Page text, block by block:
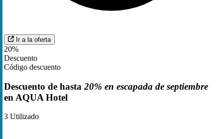
Ir a la oferta
20%
Descuento
Código descuento
Descuento de hasta 20% en escapada de septiembre
en AQUA Hotel
3 Utilizado